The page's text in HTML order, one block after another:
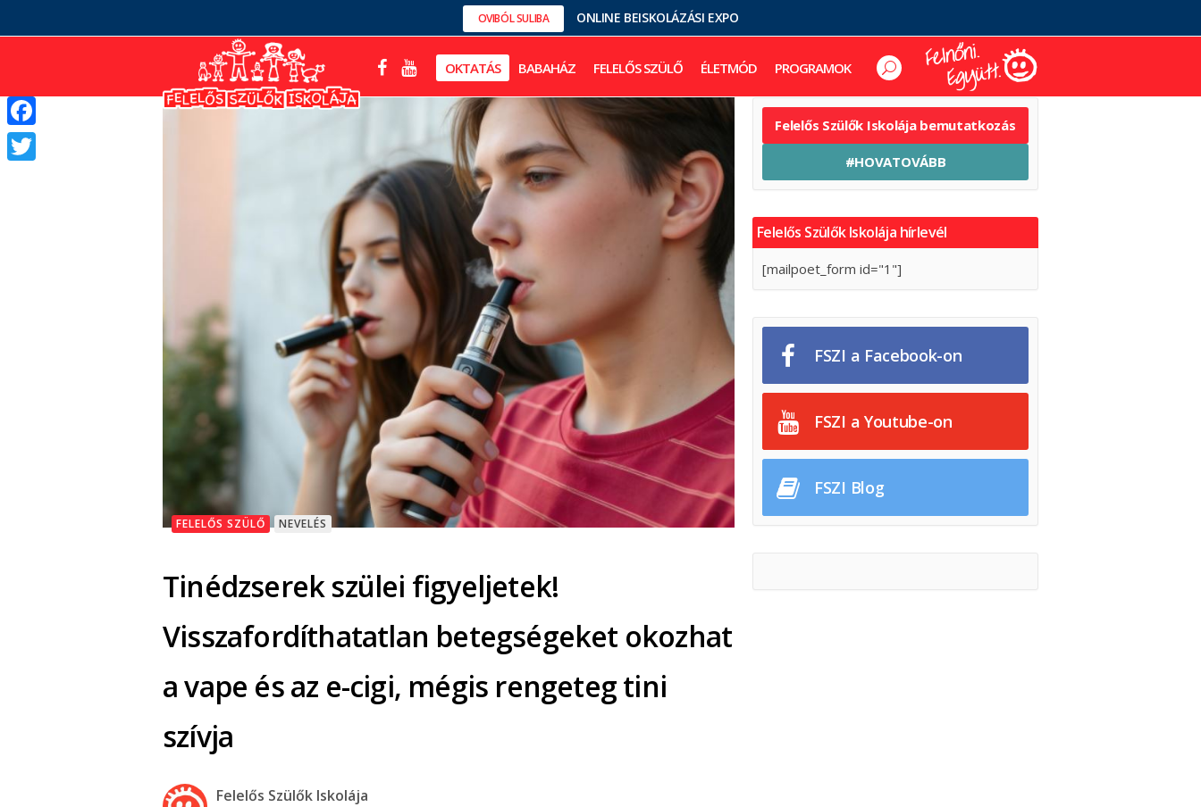
OVIBÓL SULIBA ONLINE BEISKOLÁZÁSI EXPO
OKTATÁS BABAHÁZ FELELŐS SZÜLŐ ÉLETMÓD PROGRAMOK
FELELŐS SZÜLŐ NEVELÉS
Tinédzserek szülei figyeljetek!
Visszafordíthatatlan betegségeket okozhat
a vape és az e-cigi, mégis rengeteg tini
szívja
Felelős Szülők Iskolája
Felelős Szülők Iskolája bemutatkozás
#HOVATOVÁBB
Felelős Szülők Iskolája hírlevél
[mailpoet_form id="1"]
FSZI a Facebook-on
FSZI a Youtube-on
FSZI Blog
Facebook